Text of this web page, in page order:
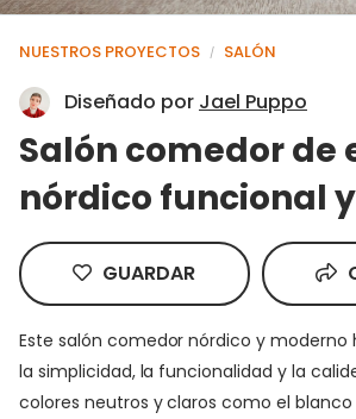
NUESTROS PROYECTOS / SALÓN
Diseñado por Jael Puppo
Salón comedor de
nórdico funcional
GUARDAR
Este salón comedor nórdico y moderno
la simplicidad, la funcionalidad y la
colores neutros y claros como el blanco